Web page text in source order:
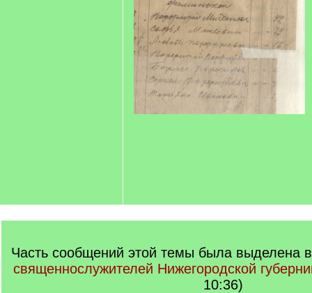
Часть сообщений этой темы была выделена
священнослужителей Нижегородской
10:36)